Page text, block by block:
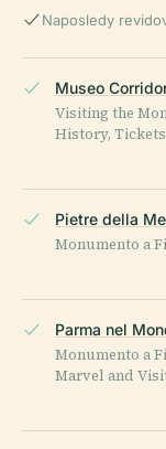
Naposledy
Museo
Visiting the
History,
Pietre della
Monumento a
Parma nel
Monumento a
Marvel and